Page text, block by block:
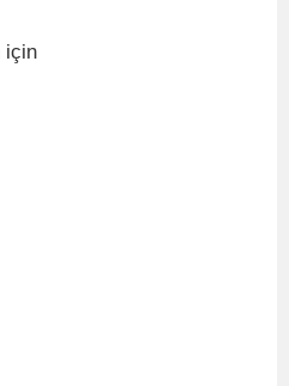
için